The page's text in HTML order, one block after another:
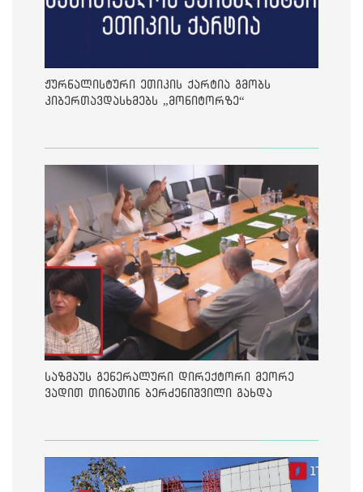
ჟურნალისტური ეთიკის ქარტია გმობს
კიბერთავდასხმებს „მონიტორზე“
საზმაუს გენერალური დირექტორი მეორე
ვადით თინათინ ბერძენიშვილი გახდა